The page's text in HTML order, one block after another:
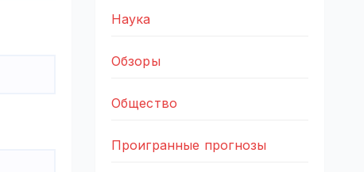
Наука
Обзоры
Общество
Проигранные прогнозы